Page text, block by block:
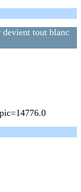
tout blanc